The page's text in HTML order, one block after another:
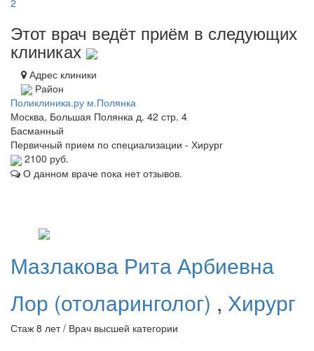
Этот врач ведёт приём в следующих
клиниках
Адрес клиники
Район
Поликлиника.ру м.Полянка
Москва, Большая Полянка д. 42 стр. 4
Басманный
Первичный прием по специализации - Хирург
2100 руб.
О данном враче пока нет отзывов.
Мазлакова Рита Арбиевна
Лор (отоларинголог) , Хирург
Стаж 8 лет / Врач высшей категории